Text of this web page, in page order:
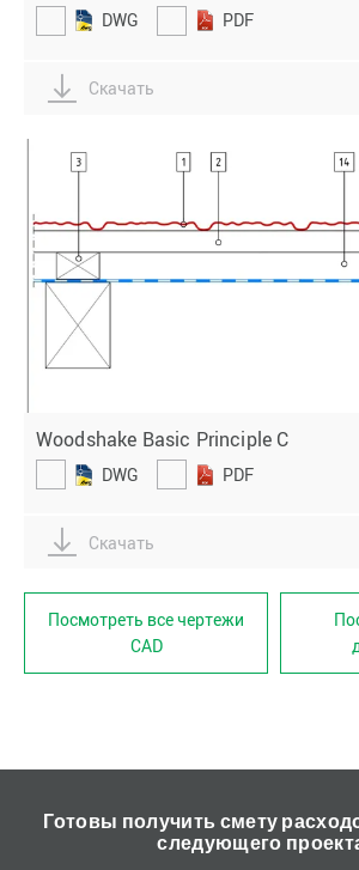
DWG PDF
Скачать
Woodshake Basic Principle C
DWG PDF
Скачать
Посмотреть все чертежи
CAD
Готовы получить смету
следующего